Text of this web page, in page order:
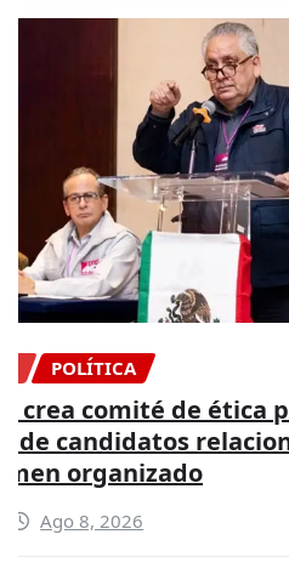
CONGRESO
La Paz es posible
para seguridad y
los gobiernos: PRI
victor